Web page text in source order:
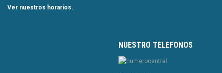
Ver nuestros horarios.
NUESTRO TELEFONOS